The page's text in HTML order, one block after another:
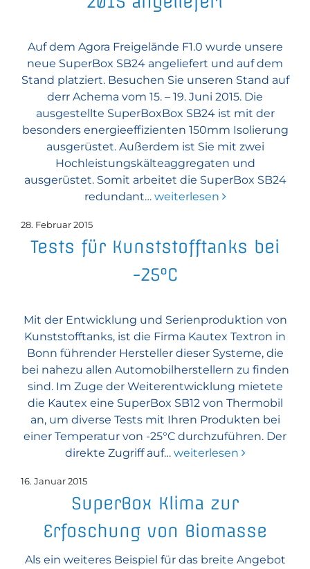
Auf dem Agora Freigelände F1.0 wurde unsere
neue SuperBox SB24 angeliefert und auf dem
Stand platziert. Besuchen Sie unseren Stand auf
derr Achema vom 15. – 19. Juni 2015. Die
ausgestellte SuperBoxBox SB24 ist mit der
besonders energieeffizienten 150mm Isolierung
ausgerüstet. Außerdem ist Sie mit zwei
Hochleistungskälteaggregaten und
ausgerüstet. Somit arbeitet die SuperBox SB24
redundant…weiterlesen
28. Februar 2015
Tests für Kunststofftanks bei
-25°C
Mit der Entwicklung und Serienproduktion von
Kunststofftanks, ist die Firma Kautex Textron in
Bonn führender Hersteller dieser Systeme, die
bei nahezu allen Automobilherstellern zu finden
sind. Im Zuge der Weiterentwicklung mietete
die Kautex eine SuperBox SB12 von Thermobil
an, um diverse Tests mit Ihren Produkten bei
einer Temperatur von -25°C durchzuführen. Der
direkte Zugriff auf…weiterlesen
16. Januar 2015
SuperBox Klima zur
Erfoschung von Biomasse
Als ein weiteres Beispiel für das breite Angebot